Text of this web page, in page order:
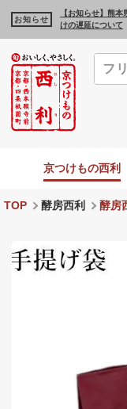
お知らせ
【お知らせ】熊
けの遅延について
京つけもの西利
TOP 酵房西利 酵房